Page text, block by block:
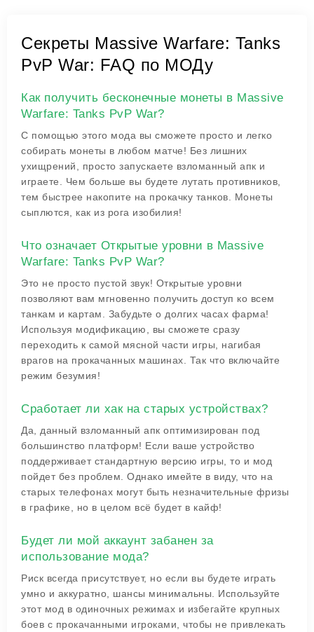
Секреты Massive Warfare: Tanks
PvP War: FAQ по МОДу
Как получить бесконечные монеты в Massive
Warfare: Tanks PvP War?
С помощью этого мода вы сможете просто и легко
собирать монеты в любом матче! Без лишних
ухищрений, просто запускаете взломанный апк и
играете. Чем больше вы будете лутать противников,
тем быстрее накопите на прокачку танков. Монеты
сыплются, как из рога изобилия!
Что означает Открытые уровни в Massive
Warfare: Tanks PvP War?
Это не просто пустой звук! Открытые уровни
позволяют вам мгновенно получить доступ ко всем
танкам и картам. Забудьте о долгих часах фарма!
Используя модификацию, вы сможете сразу
переходить к самой мясной части игры, нагибая
врагов на прокачанных машинах. Так что включайте
режим безумия!
Сработает ли хак на старых устройствах?
Да, данный взломанный апк оптимизирован под
большинство платформ! Если ваше устройство
поддерживает стандартную версию игры, то и мод
пойдет без проблем. Однако имейте в виду, что на
старых телефонах могут быть незначительные фризы
в графике, но в целом всё будет в кайф!
Будет ли мой аккаунт забанен за
использование мода?
Риск всегда присутствует, но если вы будете играть
умно и аккуратно, шансы минимальны. Используйте
этот мод в одиночных режимах и избегайте крупных
боев с прокачанными игроками, чтобы не привлекать